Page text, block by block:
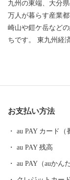
九州の東端、大分
万人が暮らす産業
崎山や鎧ケ岳など
ちです。 東九州経
発祥都市として繁
な農畜産物、「大
野の鶏めし」など
をしていただいた
ていただきます。 【ご注意】 ・返礼品の送付は、大分市外にお住
まいの方に限らせ
お支払い方法
au PAY カード（
au PAY 残高
au PAY（auかん